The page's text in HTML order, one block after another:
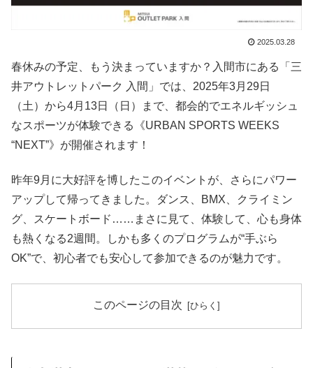
2025.03.28
春休みの予定、もう決まっていますか？入間市にある「三
井アウトレットパーク 入間」では、2025年3月29日
（土）から4月13日（日）まで、都会的でエネルギッシュ
なスポーツが体験できる《URBAN SPORTS WEEKS
“NEXT”》が開催されます！
昨年9月に大好評を博したこのイベントが、さらにパワー
アップして帰ってきました。ダンス、BMX、クライミン
グ、スケートボード……まさに見て、体験して、心も身体
も熱くなる2週間。しかも多くのプログラムが“手ぶら
OK”で、初心者でも安心して参加できるのが魅力です。
このページの目次